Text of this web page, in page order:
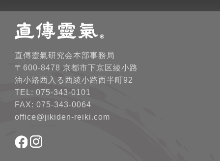
直傳靈氣研究会本部事務局
〒600-8478 京都市下京区綾小路
油小路西入る西綾小路西半町92
TEL: 075-343-0101
FAX: 075-343-0064
office@jikiden-reiki.com